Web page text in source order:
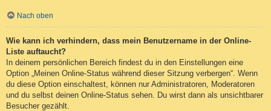
Nach oben
Wie kann ich verhindern, dass mein Benutzername in der Online-
Liste auftaucht?
In deinem persönlichen Bereich findest du in den Einstellungen eine
Option „Meinen Online-Status während dieser Sitzung verbergen“. Wenn
du diese Option einschaltest, können nur Administratoren, Moderatoren
und du selbst deinen Online-Status sehen. Du wirst dann als unsichtbarer
Besucher gezählt.